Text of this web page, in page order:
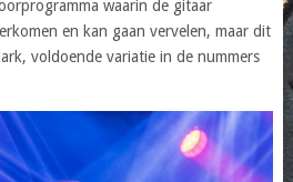
waarin de gitaar
en kan gaan vervelen, maar dit
voldoende variatie in de nummers